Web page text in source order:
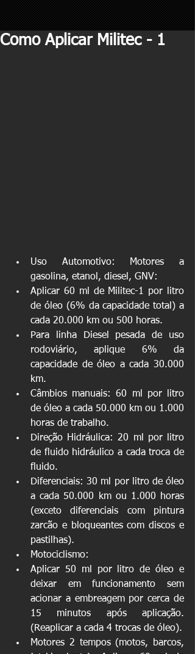
Como Aplicar Militec - 1
Uso Automotivo: Motores a
gasolina, etanol, diesel, GNV:
Aplicar 60 ml de Militec-1 por litro
de óleo (6% da capacidade total) a
cada 20.000 km ou 500 horas.
Para linha Diesel pesada de uso
rodoviário, aplique 6% da
capacidade de óleo a cada 30.000
km.
Câmbios manuais: 60 ml por litro
de óleo a cada 50.000 km ou 1.000
horas de trabalho.
Direção Hidráulica: 20 ml por litro
de fluido hidráulico a cada troca de
fluido.
Diferenciais: 30 ml por litro de óleo
a cada 50.000 km ou 1.000 horas
(exceto diferenciais com pintura
zarcão e bloqueantes com discos e
pastilhas).
Motociclismo:
Aplicar 50 ml por litro de óleo e
deixar em funcionamento sem
acionar a embreagem por cerca de
15 minutos após aplicação.
Motores 2 tempos (motos, barcos,